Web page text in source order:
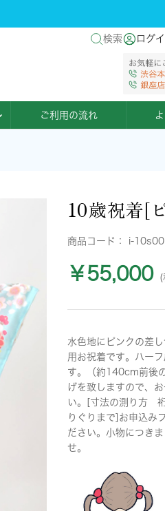
検索 ログ
ご利用の流れ
10歳祝着[
商品コード： i-10s001
￥55,000 (
水色地にピンクの差
用お祝着です。ハー
す。（約140cm前後
げを致しますので、
い。[寸法の測り方
りぐりまで]お申込み
ださい。小物につき
せ。